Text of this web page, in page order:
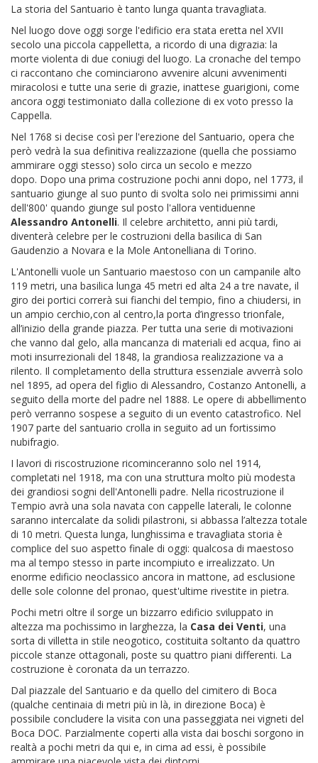
La storia del Santuario è tanto lunga quanta travagliata.
Nel luogo dove oggi sorge l'edificio era stata eretta nel XVII
secolo una piccola cappelletta, a ricordo di una digrazia: la
morte violenta di due coniugi del luogo. La cronache del tempo
ci raccontano che cominciarono avvenire alcuni avvenimenti
miracolosi e tutte una serie di grazie, inattese guarigioni, come
ancora oggi testimoniato dalla collezione di ex voto presso la
Cappella.
Nel 1768 si decise così per l'erezione del Santuario, opera che
però vedrà la sua definitiva realizzazione (quella che possiamo
ammirare oggi stesso) solo circa un secolo e mezzo
dopo. Dopo una prima costruzione pochi anni dopo, nel 1773, il
santuario giunge al suo punto di svolta solo nei primissimi anni
dell'800' quando giunge sul posto l'allora ventiduenne
Alessandro Antonelli. Il celebre architetto, anni più tardi,
diventerà celebre per le costruzioni della basilica di San
Gaudenzio a Novara e la Mole Antonelliana di Torino.
L'Antonelli vuole un Santuario maestoso con un campanile alto
119 metri, una basilica lunga 45 metri ed alta 24 a tre navate, il
giro dei portici correrà sui fianchi del tempio, fino a chiudersi, in
un ampio cerchio,con al centro,la porta d’ingresso trionfale,
all’inizio della grande piazza. Per tutta una serie di motivazioni
che vanno dal gelo, alla mancanza di materiali ed acqua, fino ai
moti insurrezionali del 1848, la grandiosa realizzazione va a
rilento. Il completamento della struttura essenziale avverrà solo
nel 1895, ad opera del figlio di Alessandro, Costanzo Antonelli, a
seguito della morte del padre nel 1888. Le opere di abbellimento
però verranno sospese a seguito di un evento catastrofico. Nel
1907 parte del santuario crolla in seguito ad un fortissimo
nubifragio.
I lavori di riscostruzione ricominceranno solo nel 1914,
completati nel 1918, ma con una struttura molto più modesta
dei grandiosi sogni dell'Antonelli padre. Nella ricostruzione il
Tempio avrà una sola navata con cappelle laterali, le colonne
saranno intercalate da solidi pilastroni, si abbassa l’altezza totale
di 10 metri. Questa lunga, lunghissima e travagliata storia è
complice del suo aspetto finale di oggi: qualcosa di maestoso
ma al tempo stesso in parte incompiuto e irrealizzato. Un
enorme edificio neoclassico ancora in mattone, ad esclusione
delle sole colonne del pronao, quest'ultime rivestite in pietra.
Pochi metri oltre il sorge un bizzarro edificio sviluppato in
altezza ma pochissimo in larghezza, la Casa dei Venti, una
sorta di villetta in stile neogotico, costituita soltanto da quattro
piccole stanze ottagonali, poste su quattro piani differenti. La
costruzione è coronata da un terrazzo.
Dal piazzale del Santuario e da quello del cimitero di Boca
(qualche centinaia di metri più in là, in direzione Boca) è
possibile concludere la visita con una passeggiata nei vigneti del
Boca DOC. Parzialmente coperti alla vista dai boschi sorgono in
realtà a pochi metri da qui e, in cima ad essi, è possibile